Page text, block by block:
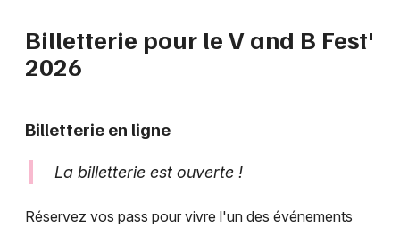
Billetterie pour le V and B Fest'
2026
Billetterie en ligne
La billetterie est ouverte !
Réservez vos pass pour vivre l'un des événements